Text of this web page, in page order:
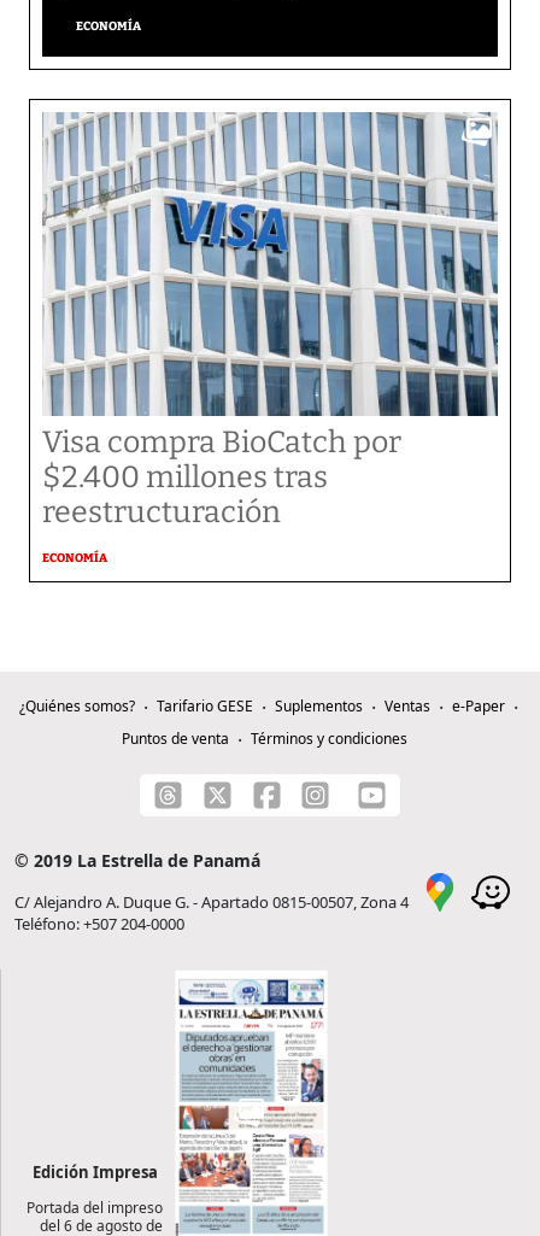
ECONOMÍA
Visa compra BioCatch por
$2.400 millones tras
reestructuración
ECONOMÍA
¿Quiénes somos? Tarifario GESE Suplementos Ventas
e-Paper
Puntos de venta
Términos y condiciones
© 2019 La Estrella de Panamá
C/ Alejandro A. Duque G. - Apartado 0815-00507, Zona 4
Teléfono: +507 204-0000
Edición Impresa
Portada del impreso
del 6 de agosto de